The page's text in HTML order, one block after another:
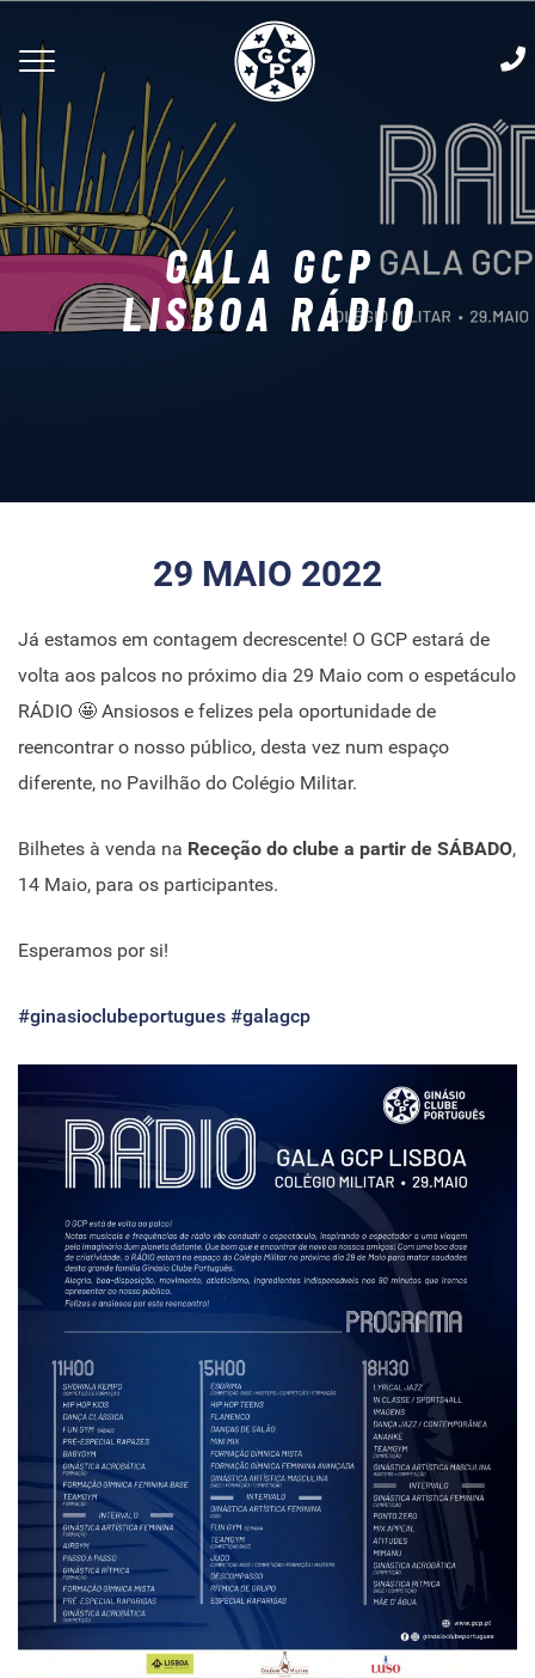
GALA GCP
LISBOA RÁDIO
29 MAIO 2022
Já estamos em contagem decrescente! O GCP estará de
volta aos palcos no próximo dia 29 Maio com o espetáculo
RÁDIO 🤩 Ansiosos e felizes pela oportunidade de
reencontrar o nosso público, desta vez num espaço
diferente, no Pavilhão do Colégio Militar.
Bilhetes à venda na Receção do clube a partir de SÁBADO,
14 Maio, para os participantes.
Esperamos por si!
#ginasioclubeportugues #galagcp